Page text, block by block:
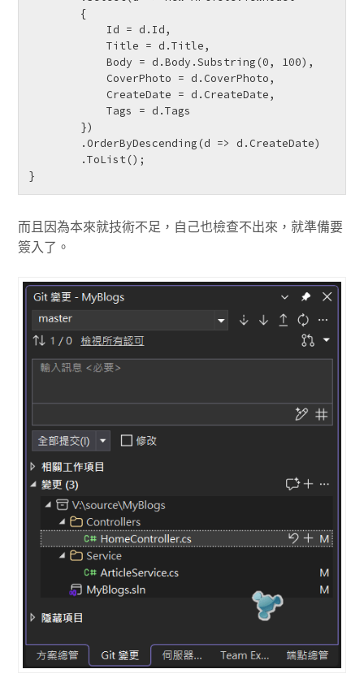
            Title = d.Title,
            Body = d.Body.Substring(0, 100),
            Tags = d.Tags
而且因為本來就技術不足，自己也檢查不出來，就準備要
簽入了。